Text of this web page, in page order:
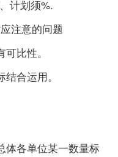
计划须%.
注意的问题
比性。
合运用。
各单位某一数量标